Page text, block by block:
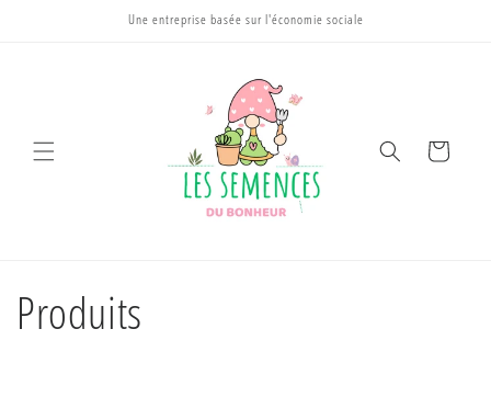
Une entreprise basée sur l'économie sociale
Panier
Produits